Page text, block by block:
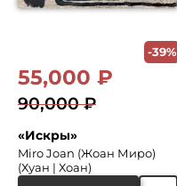
-39%
«Искры»
Miro Joan (Жоан Миро)
(Хуан | Хоан)
90,000₽
Первоначальная
цена
составляла
55,000 ₽
Текущая
цена:
55,000 ₽.